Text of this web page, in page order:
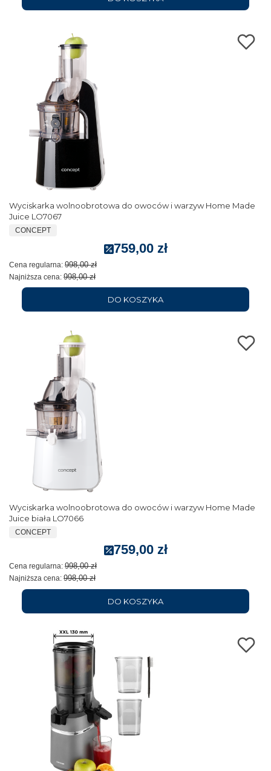
Wyciskarka wolnoobrotowa do owoców i warzyw Home Made
Juice LO7067
CONCEPT
759,00 zł
Cena regularna: 998,00 zł
Najniższa cena: 998,00 zł
DO KOSZYKA
Wyciskarka wolnoobrotowa do owoców i warzyw Home Made
Juice biała LO7066
CONCEPT
759,00 zł
Cena regularna: 998,00 zł
Najniższa cena: 998,00 zł
DO KOSZYKA